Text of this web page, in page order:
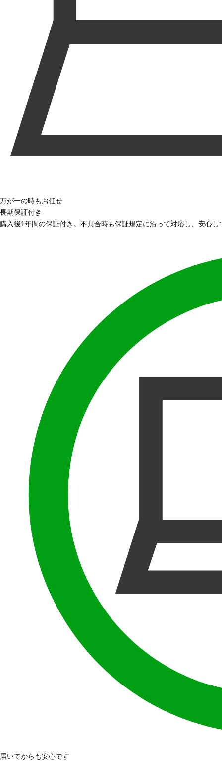
万が一の時もお任せ
長期保証付き
購入後1年間の保証付き。不具合時も保証規定に沿って対応し、安心
届いてからも安心です